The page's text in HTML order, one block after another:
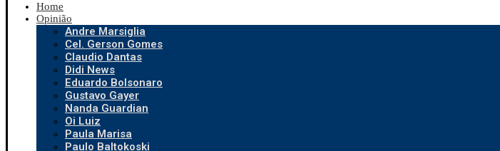
Home
Opinião
Andre Marsiglia
Cel. Gerson Gomes
Claudio Dantas
Didi News
Eduardo Bolsonaro
Gustavo Gayer
Nanda Guardian
Oi Luiz
Paula Marisa
Paulo Baltokoski